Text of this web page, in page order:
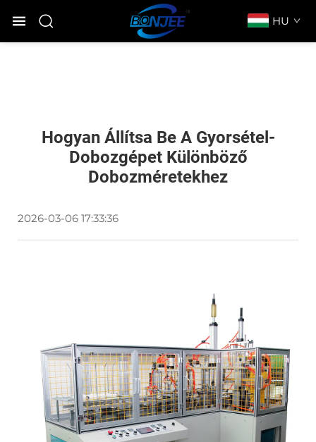
HU
Hogyan Állítsa Be A Gyorsétel-
Dobozgépet Különböző
Dobozméretekhez
2026-03-06 17:33:36